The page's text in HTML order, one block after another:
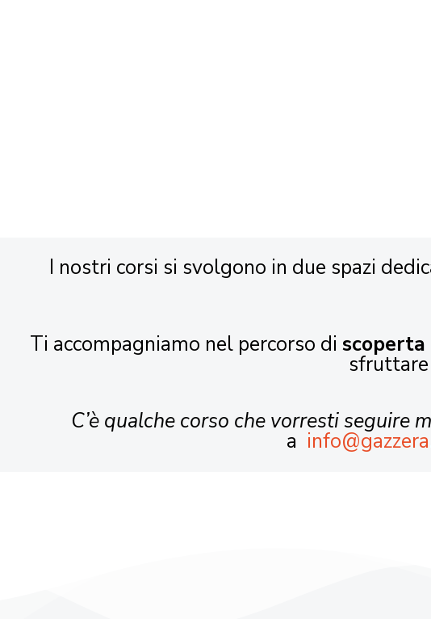
I nostri corsi si svolgono in due spazi
Ti accompagniamo nel percorso di scoperta
sfruttare
C’è qualche corso che vorresti seguire
a